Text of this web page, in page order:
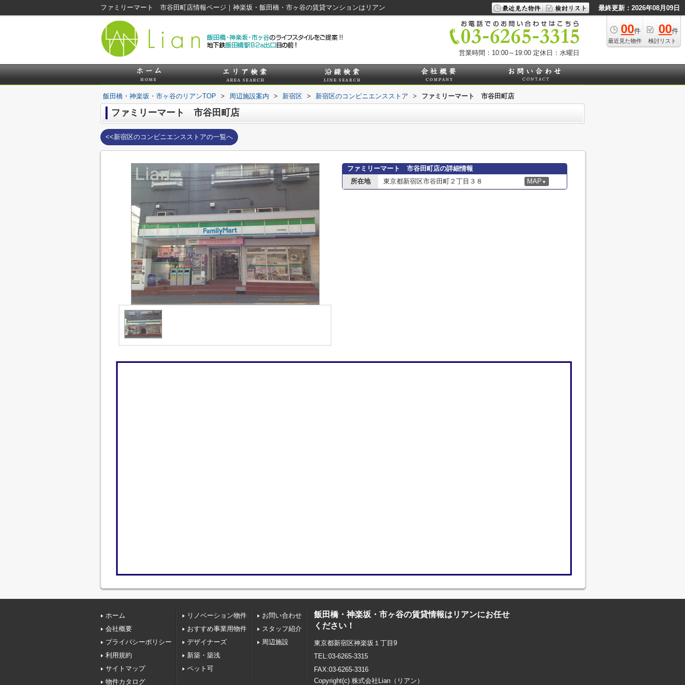
ファミリーマート 市谷田町店情報ページ｜神楽坂・飯田橋・市ヶ谷の賃貸マンションはリアン 最終更新：2026年08月09日
00件
最近見た物件
00件
検討リスト
営業時間：10:00～19:00 定休日：水曜日
飯田橋・神楽坂・市ヶ谷のリアンTOP > 周辺施設案内 > 新宿区 > 新宿区のコンビニエンスストア > ファミリーマート 市谷田町店
ファミリーマート 市谷田町店
<<新宿区のコンビニエンスストアの一覧へ
ファミリーマート 市谷田町店の詳細情報
所在地
東京都新宿区市谷田町２丁目３８ MAP ▼
ホーム
会社概要
プライバシーポリシー
利用規約
サイトマップ
物件カタログ
リノベーション物件
おすすめ事業用物件
デザイナーズ
新築・築浅
ペット可
お問い合わせ
スタッフ紹介
周辺施設
飯田橋・神楽坂・市ヶ谷の賃貸情報はリアンにお任せ
ください！
東京都新宿区神楽坂１丁目9
TEL:03-6265-3315
FAX:03-6265-3316
Copyright(c) 株式会社Lian（リアン）